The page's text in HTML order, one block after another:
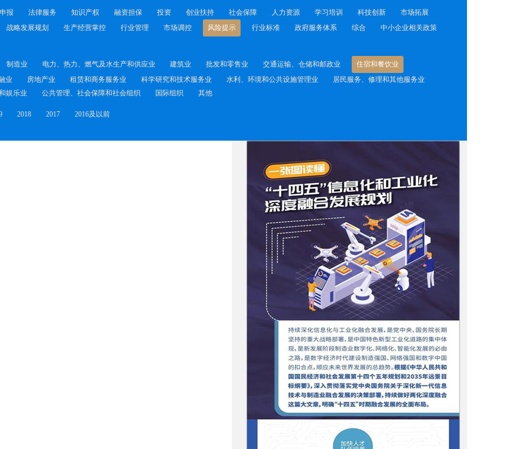
报 法律服务 知识产权 融资担保 投资 创业扶持 社会保障 人力资源 学习培训 科技创新
市场拓展
战略发展规划 生产经营掌控 行业管理 市场调控 风险提示 行业标准 政府服务体系 综合
中小企业相关政策
制造业 电力、热力、燃气及水生产和供应业 建筑业 批发和零售业 交通运输、仓储和邮政业
住宿和餐饮业
业 房地产业 租赁和商务服务业 科学研究和技术服务业 水利、环境和公共设施管理业
居民服务、修理和其他服务业
娱乐业 公共管理、社会保障和社会组织 国际组织 其他
2018 2017 2016及以前